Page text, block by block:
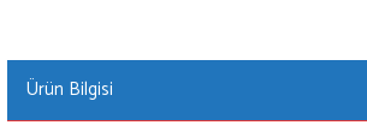
Ürün Bilgisi